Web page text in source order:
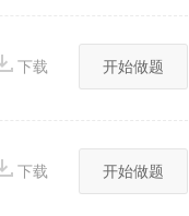
下载 开始做题
下载 开始做题